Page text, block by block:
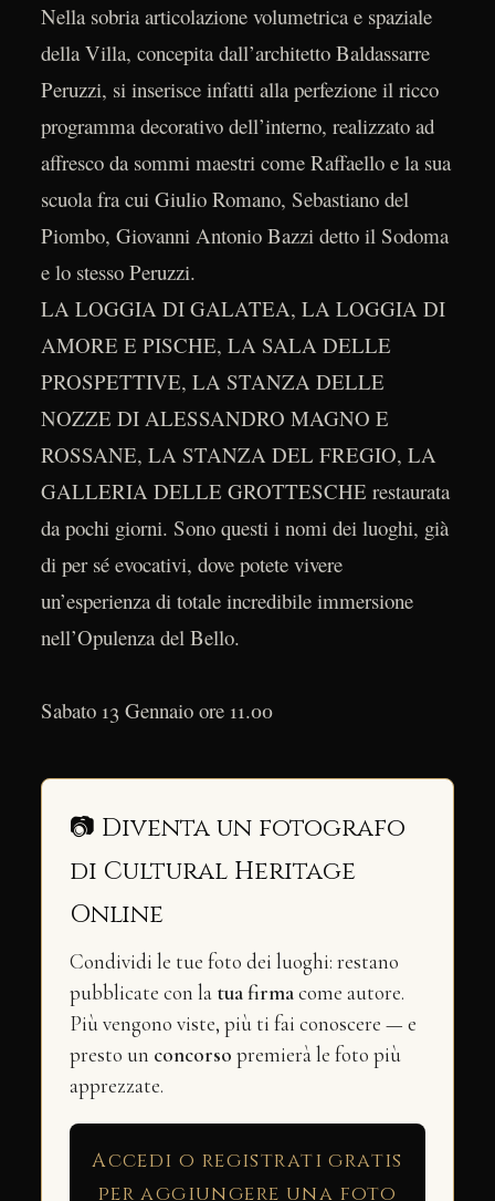
Nella sobria articolazione volumetrica e spaziale
della Villa, concepita dall’architetto Baldassarre
Peruzzi, si inserisce infatti alla perfezione il ricco
programma decorativo dell’interno, realizzato ad
affresco da sommi maestri come Raffaello e la sua
scuola fra cui Giulio Romano, Sebastiano del
Piombo, Giovanni Antonio Bazzi detto il Sodoma
e lo stesso Peruzzi.
LA LOGGIA DI GALATEA, LA LOGGIA DI
AMORE E PISCHE, LA SALA DELLE
PROSPETTIVE, LA STANZA DELLE
NOZZE DI ALESSANDRO MAGNO E
ROSSANE, LA STANZA DEL FREGIO, LA
GALLERIA DELLE GROTTESCHE restaurata
da pochi giorni. Sono questi i nomi dei luoghi, già
di per sé evocativi, dove potete vivere
un’esperienza di totale incredibile immersione
nell’Opulenza del Bello.
Sabato 13 Gennaio ore 11.00
📷 Diventa un fotografo
di Cultural Heritage
Online
Condividi le tue foto dei luoghi: restano
pubblicate con la tua firmacome autore.
Più vengono viste, più ti fai conoscere — e
presto un concorso premierà le foto più
apprezzate.
Accedi o registrati gratis
per aggiungere una foto